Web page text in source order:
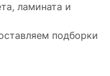
ламината и
подборки